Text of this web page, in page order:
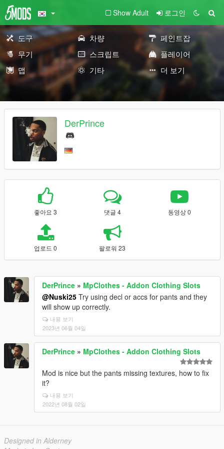
Show Adult 로그인
도구 차량
페인트잡
무기
스크립트
플레이어
맵
기타 더 보기
DerPrince
좋아요 3 댓글 4 동영상 0
업로드 0 팔로워 23
DerPrince » MpClothes - Addon Clothing Slots
@Nuski25 Try using decl or accs for pants and they
will show up correctly.
내용 보기
2023년 06월 04일
DerPrince » MpClothes - Addon Clothing Slots
Mod is nice but the pants missing textures, how to fix
it?
내용 보기
2022년 08월 02일
Designed in Alderney